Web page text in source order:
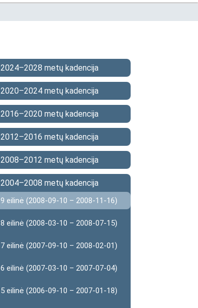
2024–2028 metų kadencija
2020–2024 metų kadencija
2016–2020 metų kadencija
2012–2016 metų kadencija
2008–2012 metų kadencija
2004–2008 metų kadencija
9 eilinė (2008-09-10 – 2008-11-16)
8 eilinė (2008-03-10 – 2008-07-15)
7 eilinė (2007-09-10 – 2008-02-01)
6 eilinė (2007-03-10 – 2007-07-04)
5 eilinė (2006-09-10 – 2007-01-18)